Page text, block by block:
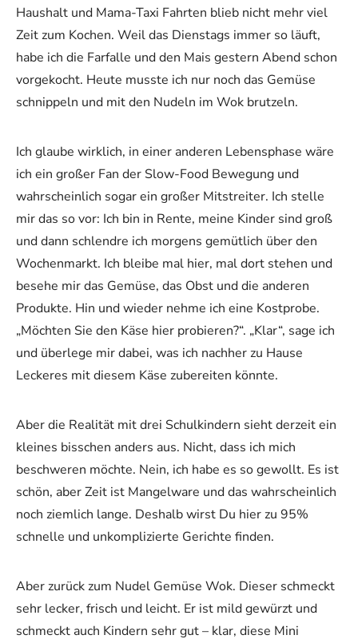
Haushalt und Mama-Taxi Fahrten blieb nicht mehr viel
Zeit zum Kochen. Weil das Dienstags immer so läuft,
habe ich die Farfalle und den Mais gestern Abend schon
vorgekocht. Heute musste ich nur noch das Gemüse
schnippeln und mit den Nudeln im Wok brutzeln.
Ich glaube wirklich, in einer anderen Lebensphase wäre
ich ein großer Fan der Slow-Food Bewegung und
wahrscheinlich sogar ein großer Mitstreiter. Ich stelle
mir das so vor: Ich bin in Rente, meine Kinder sind groß
und dann schlendre ich morgens gemütlich über den
Wochenmarkt. Ich bleibe mal hier, mal dort stehen und
besehe mir das Gemüse, das Obst und die anderen
Produkte. Hin und wieder nehme ich eine Kostprobe.
„Möchten Sie den Käse hier probieren?“. „Klar“, sage ich
und überlege mir dabei, was ich nachher zu Hause
Leckeres mit diesem Käse zubereiten könnte.
Aber die Realität mit drei Schulkindern sieht derzeit ein
kleines bisschen anders aus. Nicht, dass ich mich
beschweren möchte. Nein, ich habe es so gewollt. Es ist
schön, aber Zeit ist Mangelware und das wahrscheinlich
noch ziemlich lange. Deshalb wirst Du hier zu 95%
schnelle und unkomplizierte Gerichte finden.
Aber zurück zum Nudel Gemüse Wok. Dieser schmeckt
sehr lecker, frisch und leicht. Er ist mild gewürzt und
schmeckt auch Kindern sehr gut – klar, diese Mini